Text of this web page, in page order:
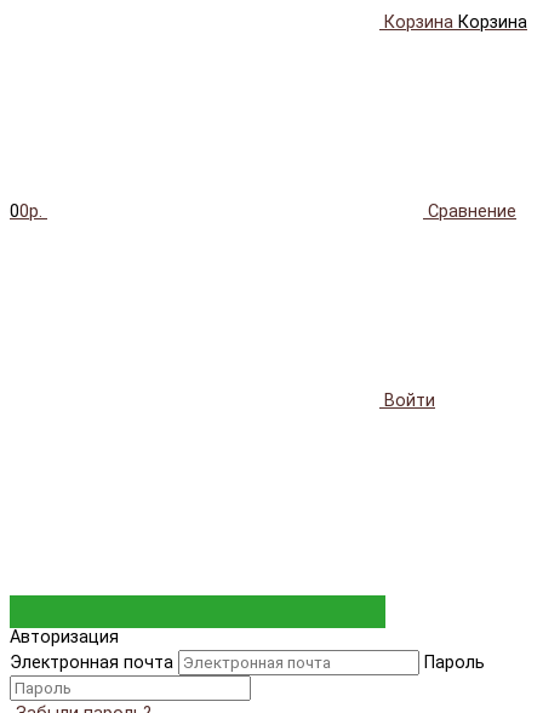
Корзина Корзина
00р. Сравнение
Войти
Авторизация
Электронная почта
Пароль